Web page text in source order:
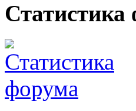
Статистика